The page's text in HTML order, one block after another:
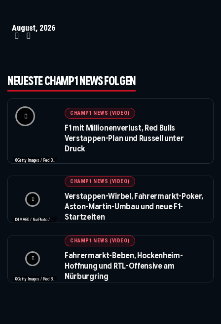
August, 2026
NEUESTE CHAMP1 NEWS FOLGEN
©Getty Images / Red Bull / Formula 1
CHAMP1 NEWS (VIDEO)
F1 mit Millionenverlust, Red Bulls
Verstappen-Plan und Russell unter
Druck
©IMAGO / NurPhoto / Beautiful Sports
CHAMP1 NEWS (VIDEO)
Verstappen-Wirbel, Fahrermarkt-Poker,
Aston-Martin-Umbau und neue F1-
Startzeiten
©Getty Images / Red Bull / XPB Images
CHAMP1 NEWS (VIDEO)
Fahrermarkt-Beben, Hockenheim-
Hoffnung und RTL-Offensive am
Nürburgring